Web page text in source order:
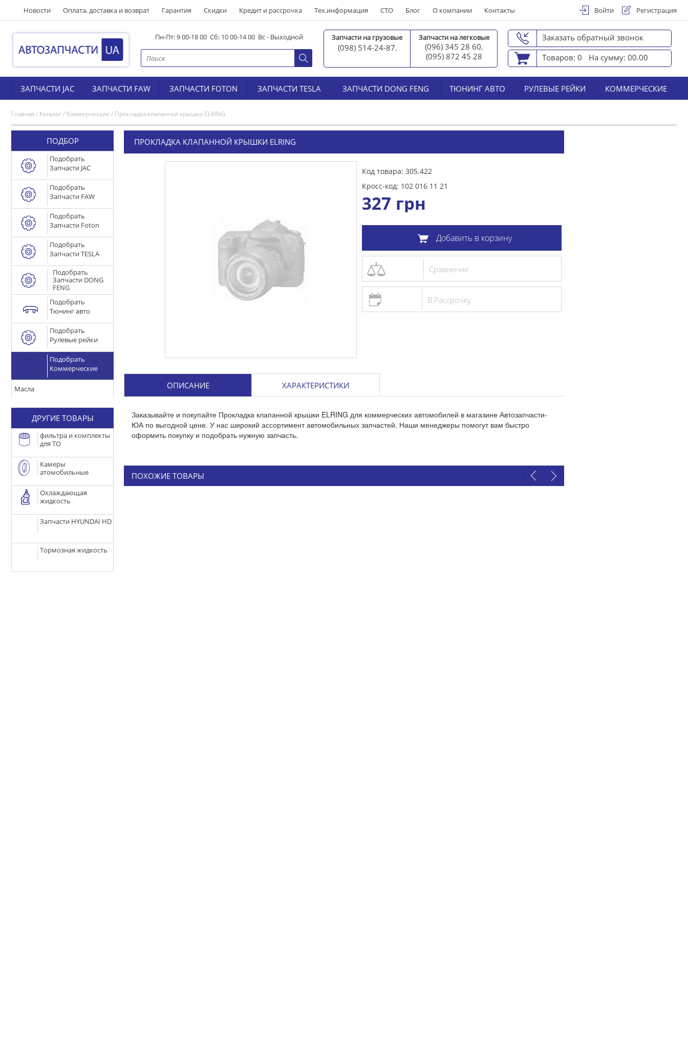
Новости Оплата, доставка и возврат Гарантия Скидки Кредит и рассрочка Тех.информация СТО Блог О компании Контакты Войти Регистрация
Пн-Пт: 9 00-18 00 Сб: 10 00-14 00 Вс - Выходной Запчасти на грузовые
(098) 514-24-87,
Запчасти на легковые
(096) 345 28 60,
(095) 872 45 28
Заказать обратный звонок
Товаров: 0
На сумму: 00.00
ЗАПЧАСТИ JAC ЗАПЧАСТИ FAW ЗАПЧАСТИ FOTON ЗАПЧАСТИ TESLA ЗАПЧАСТИ DONG FENG ТЮНИНГ АВТО РУЛЕВЫЕ РЕЙКИ КОММЕРЧЕСКИЕ
Главная/ Каталог/ Коммерческие / Прокладка клапанной крышки ELRING
ПОДБОР
Подобрать
Запчасти JAC
Подобрать
Запчасти FAW
Подобрать
Запчасти Foton
Подобрать
Запчасти TESLA
Подобрать
Запчасти DONG
FENG
Подобрать
Тюнинг авто
Подобрать
Рулевые рейки
Подобрать
Коммерческие
Масла
ДРУГИЕ ТОВАРЫ
фильтра и комплекты
для ТО
Камеры
атомобильные
Охлаждающая
жидкость
Запчасти HYUNDAI HD
Тормозная жидкость
ПРОКЛАДКА КЛАПАННОЙ КРЫШКИ ELRING
Код товара: 305.422
Кросс-код: 102 016 11 21
327 грн
Добавить в корзину
Сравнение
В Рассрочку
ОПИСАНИЕ ХАРАКТЕРИСТИКИ
Заказывайте и покупайте Прокладка клапанной крышки ELRING для коммерческих автомобилей в магазине Автозапчасти-
ЮА по выгодной цене. У нас широкий ассортимент автомобильных запчастей. Наши менеджеры помогут вам быстро
оформить покупку и подобрать нужную запчасть.
ПОХОЖИЕ ТОВАРЫ